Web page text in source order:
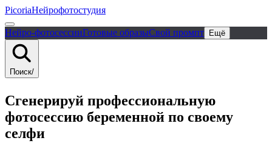
PicoriaНейрофотостудия
Нейро-фотосессииГотовые образыСвой промпт Ещё
Поиск/
Сгенерируй профессиональную
фотосессию беременной по своему
селфи